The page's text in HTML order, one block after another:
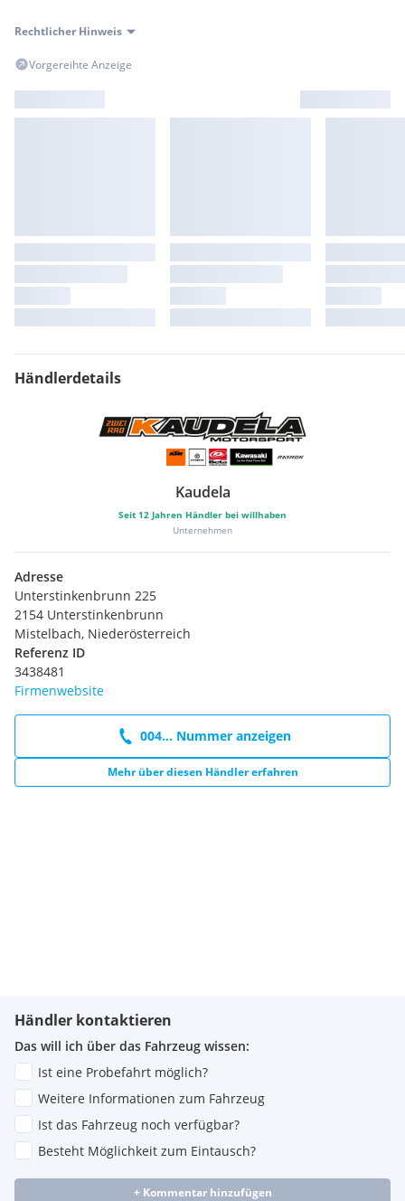
Horst Kaudela
Ride by Wire
Schaltassistent mit Blipper
Sportfahrwerk
Tagfahrlicht LED
TFT-Display
Rechtlicher Hinweis
Vorgereihte Anzeige
Händlerdetails
Kaudela
Seit 12 Jahren Händler bei willhaben
Unternehmen
Adresse
Unterstinkenbrunn 225
2154 Unterstinkenbrunn
Mistelbach, Niederösterreich
Referenz ID
3438481
Firmenwebsite
004... Nummer anzeigen
Mehr über diesen Händler erfahren
Händler kontaktieren
Das will ich über das Fahrzeug wissen:
Ist eine Probefahrt möglich?
Weitere Informationen zum Fahrzeug
Ist das Fahrzeug noch verfügbar?
Besteht Möglichkeit zum Eintausch?
+ Kommentar hinzufügen